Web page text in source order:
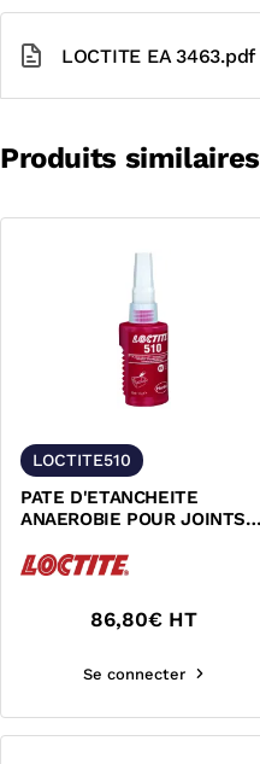
LOCTITE EA 3463.pdf
Produits similaires
LOCTITE510
PATE D'ETANCHEITE
ANAEROBIE POUR JOINTS
86,80€ HT
Se connecter